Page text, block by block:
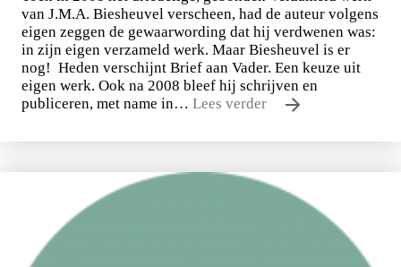
van J.M.A. Biesheuvel verscheen, had de auteur volgens
eigen zeggen de gewaarwording dat hij verdwenen was:
in zijn eigen verzameld werk. Maar Biesheuvel is er
nog! Heden verschijnt Brief aan Vader. Een keuze uit
eigen werk. Ook na 2008 bleef hij schrijven en
publiceren, met name in… Lees verder